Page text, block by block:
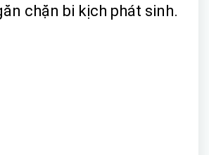
chặn bi kịch phát sinh.